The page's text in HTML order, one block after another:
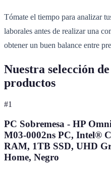
Tómate el tiempo para analizar
laborales antes de realizar una
obtener un buen balance entre
Nuestra selección
productos
#1
PC Sobremesa - HP
M03-0002ns PC, Intel®
RAM, 1TB SSD, UHD
Home, Negro